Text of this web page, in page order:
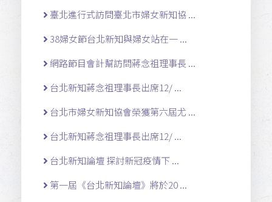
臺北進行式訪問臺北市婦女新知協 ...
38婦女節台北新知與婦女站在一 ...
網路節目會計幫訪問蔣念祖理事長 ...
台北新知蔣念祖理事長出席12/ ...
台北市婦女新知協會榮獲第六屆尤 ...
台北新知蔣念祖理事長出席12/ ...
台北新知論壇 探討新冠疫情下 ...
第一屆《台北新知論壇》將於20 ...